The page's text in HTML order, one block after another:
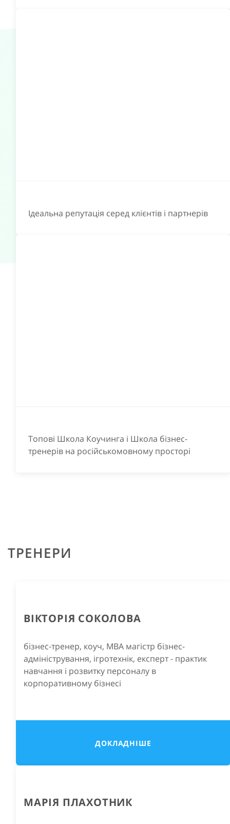
Ідеальна репутація серед клієнтів і партнерів
Топові Школа Коучинга і Школа бізнес-
тренерів на російськомовному просторі
ТРЕНЕРИ
ВІКТОРІЯ СОКОЛОВА
бізнес-тренер, коуч, МВА магістр бізнес-
адміністрування, ігротехнік, експерт - практик
навчання і розвитку персоналу в
корпоративному бізнесі
ДОКЛАДНІШЕ
МАРІЯ ПЛАХОТНИК